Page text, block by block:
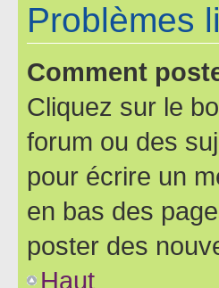
Problèmes
Comment
Cliquez sur le
forum ou des
pour écrire un
en bas des
poster des
Haut